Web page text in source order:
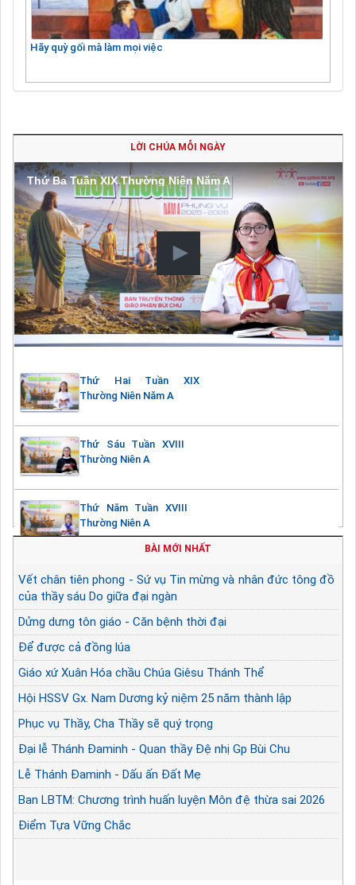
Hãy quỳ gối mà làm mọi việc
LỜI CHÚA MỖI NGÀY
Thứ Ba Tuần XIX Thường Niên Năm A
Thứ Hai Tuần XIX
Thường Niên Năm A
Thứ Sáu Tuần XVIII
Thường Niên A
Thứ Năm Tuần XVIII
Thường Niên A
BÀI MỚI NHẤT
Vết chân tiên phong - Sứ vụ Tin mừng và nhân đức tông đồ
của thầy sáu Do giữa đại ngàn
Dửng dưng tôn giáo - Căn bệnh thời đại
Để được cả đồng lúa
Giáo xứ Xuân Hóa chầu Chúa Giêsu Thánh Thể
Hội HSSV Gx. Nam Dương kỷ niệm 25 năm thành lập
Phục vụ Thầy, Cha Thầy sẽ quý trọng
Đại lễ Thánh Đaminh - Quan thầy Đệ nhị Gp Bùi Chu
Lễ Thánh Đaminh - Dấu ấn Đất Mẹ
Ban LBTM: Chương trình huấn luyện Môn đệ thừa sai 2026
Điểm Tựa Vững Chắc